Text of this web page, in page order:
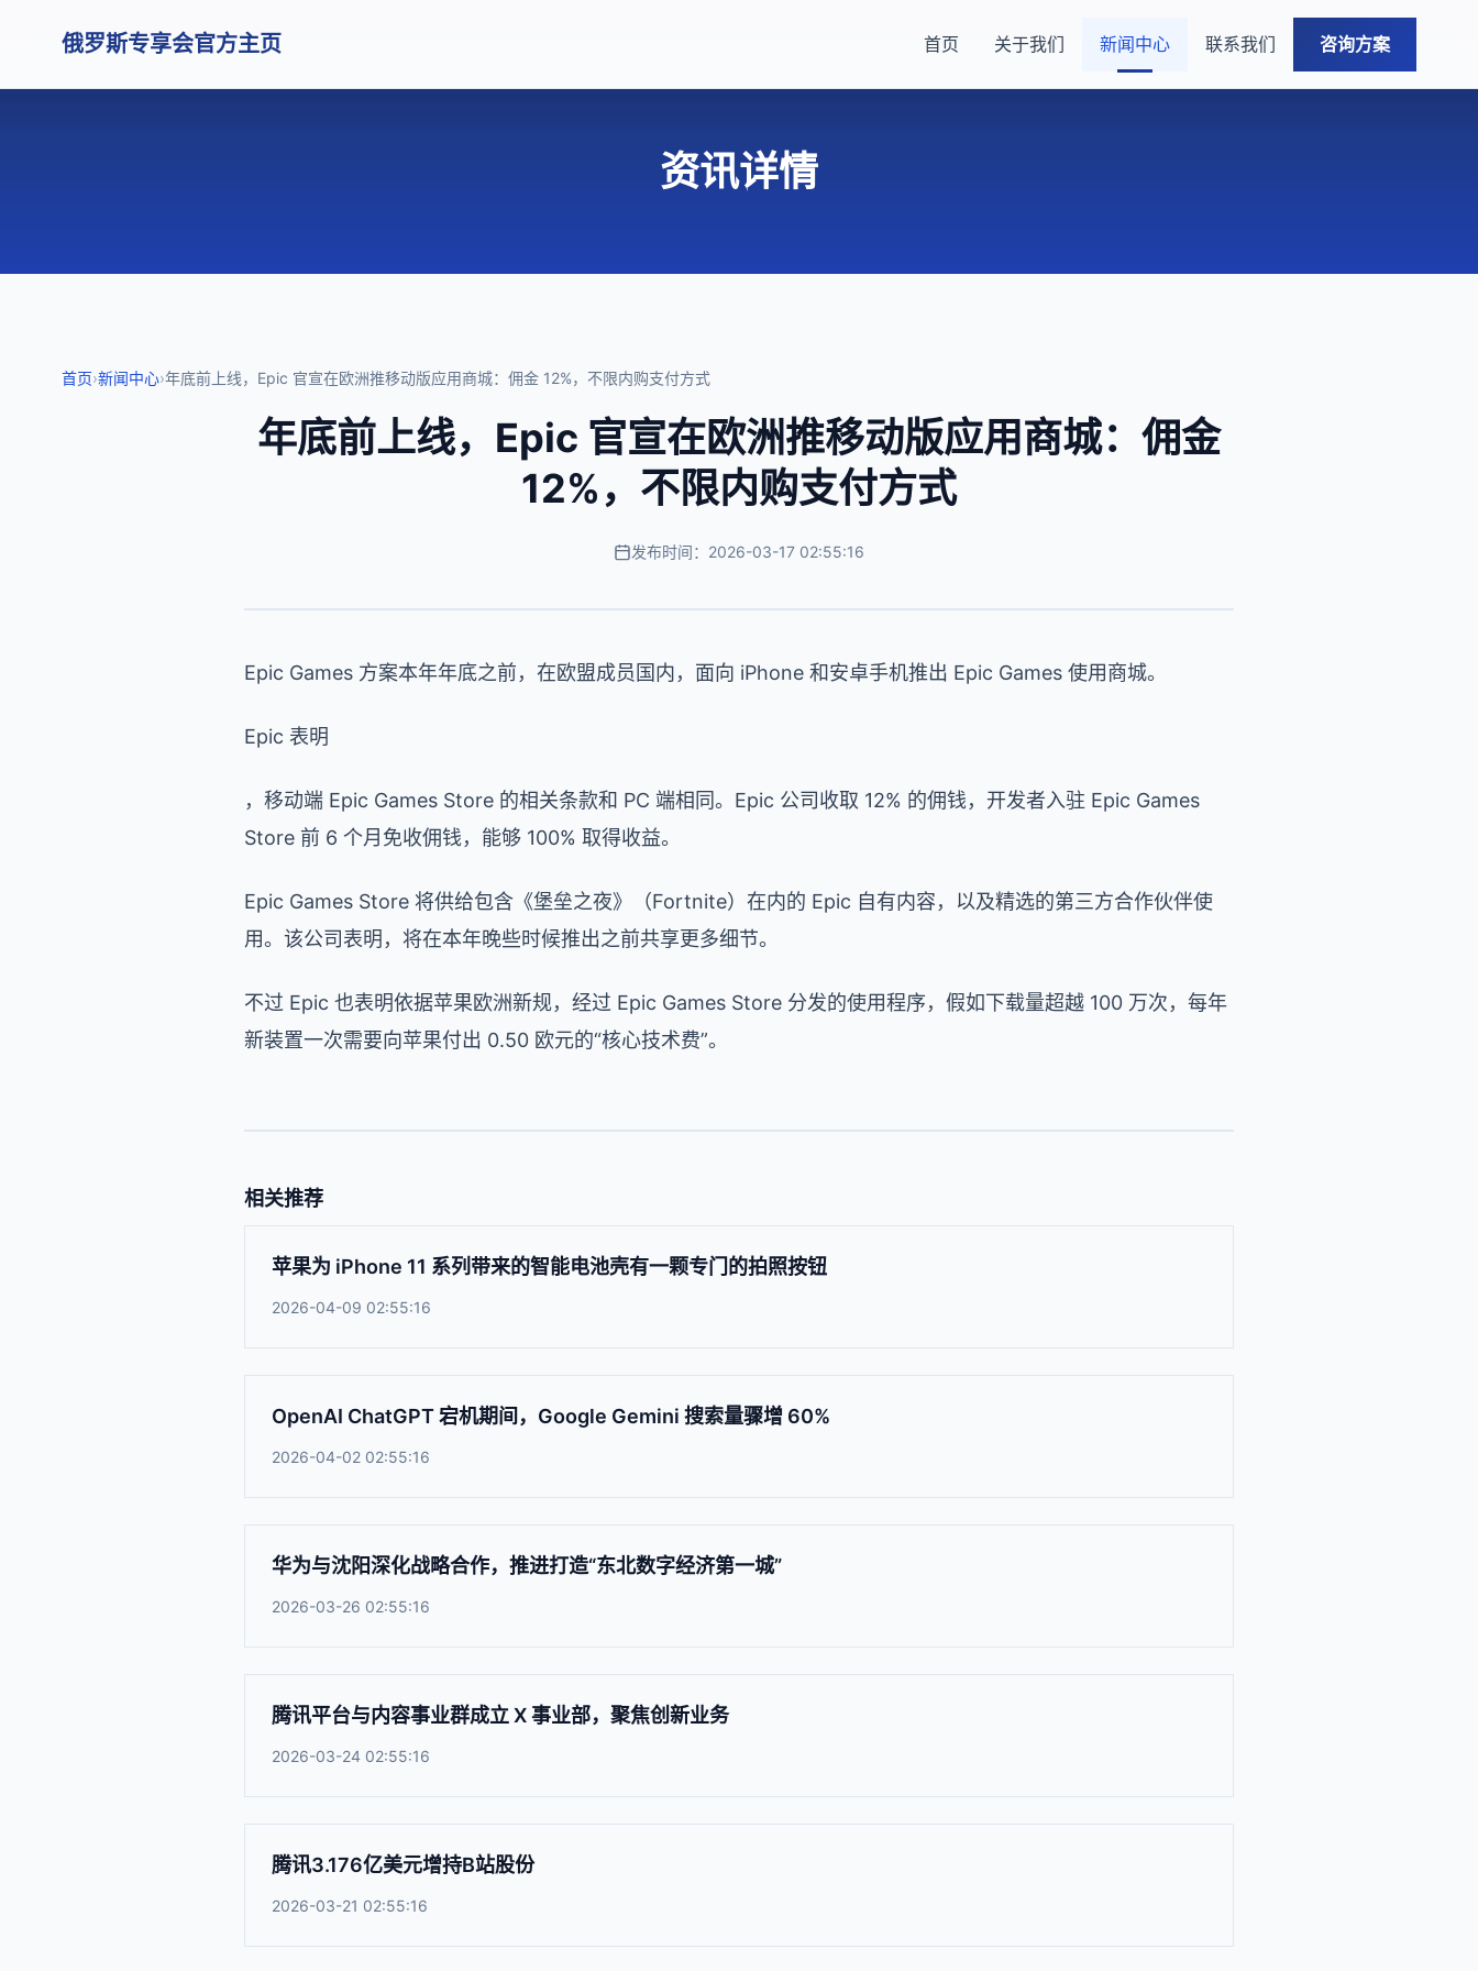
俄罗斯专享会官方主页 首页 关于我们 新闻中心 联系我们 咨询方案
资讯详情
首页›新闻中心›年底前上线，Epic 官宣在欧洲推移动版应用商城：佣金 12%，不限内购支付方式
年底前上线，Epic 官宣在欧洲推移动版应用商城：佣金
12%，不限内购支付方式
发布时间：2026-03-17 02:55:16
Epic Games 方案本年年底之前，在欧盟成员国内，面向 iPhone 和安卓手机推出 Epic Games 使用商城。
Epic 表明
，移动端 Epic Games Store 的相关条款和 PC 端相同。Epic 公司收取 12% 的佣钱，开发者入驻 Epic Games
Store 前 6 个月免收佣钱，能够 100% 取得收益。
Epic Games Store 将供给包含《堡垒之夜》（Fortnite）在内的 Epic 自有内容，以及精选的第三方合作伙伴使
用。该公司表明，将在本年晚些时候推出之前共享更多细节。
不过 Epic 也表明依据苹果欧洲新规，经过 Epic Games Store 分发的使用程序，假如下载量超越 100 万次，每年
新装置一次需要向苹果付出 0.50 欧元的“核心技术费”。
相关推荐
苹果为 iPhone 11 系列带来的智能电池壳有一颗专门的拍照按钮
2026-04-09 02:55:16
OpenAI ChatGPT 宕机期间，Google Gemini 搜索量骤增 60%
2026-04-02 02:55:16
华为与沈阳深化战略合作，推进打造“东北数字经济第一城”
2026-03-26 02:55:16
腾讯平台与内容事业群成立 X 事业部，聚焦创新业务
2026-03-24 02:55:16
腾讯3.176亿美元增持B站股份
2026-03-21 02:55:16